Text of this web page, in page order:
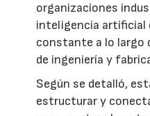
organizaciones
inteligencia artificial
constante a lo largo
de ingeniería y
Según se detalló,
estructurar y